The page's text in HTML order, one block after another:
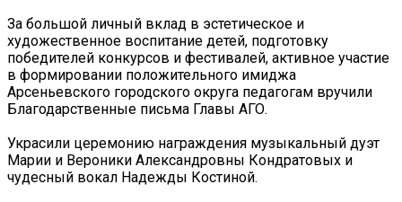
За большой личный вклад в эстетическое и
художественное воспитание детей, подготовку
победителей конкурсов и фестивалей, активное участие
в формировании положительного имиджа
Арсеньевского городского округа педагогам вручили
Благодарственные письма Главы АГО.
Украсили церемонию награждения музыкальный дуэт
Марии и Вероники Александровны Кондратовых и
чудесный вокал Надежды Костиной.